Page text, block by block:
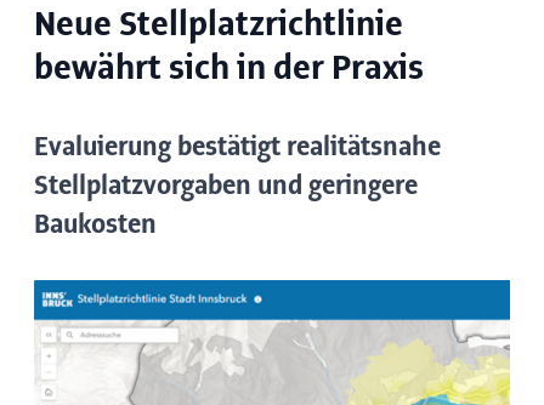
Neue Stellplatzrichtlinie
bewährt sich in der Praxis
Evaluierung bestätigt realitätsnahe
Stellplatzvorgaben und geringere
Baukosten